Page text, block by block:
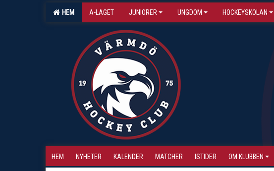
HEM A-LAGET JUNIORER UNGDOM HOCKEYSKOLAN
HEM NYHETER KALENDER MATCHER ISTIDER OM KLUBBEN